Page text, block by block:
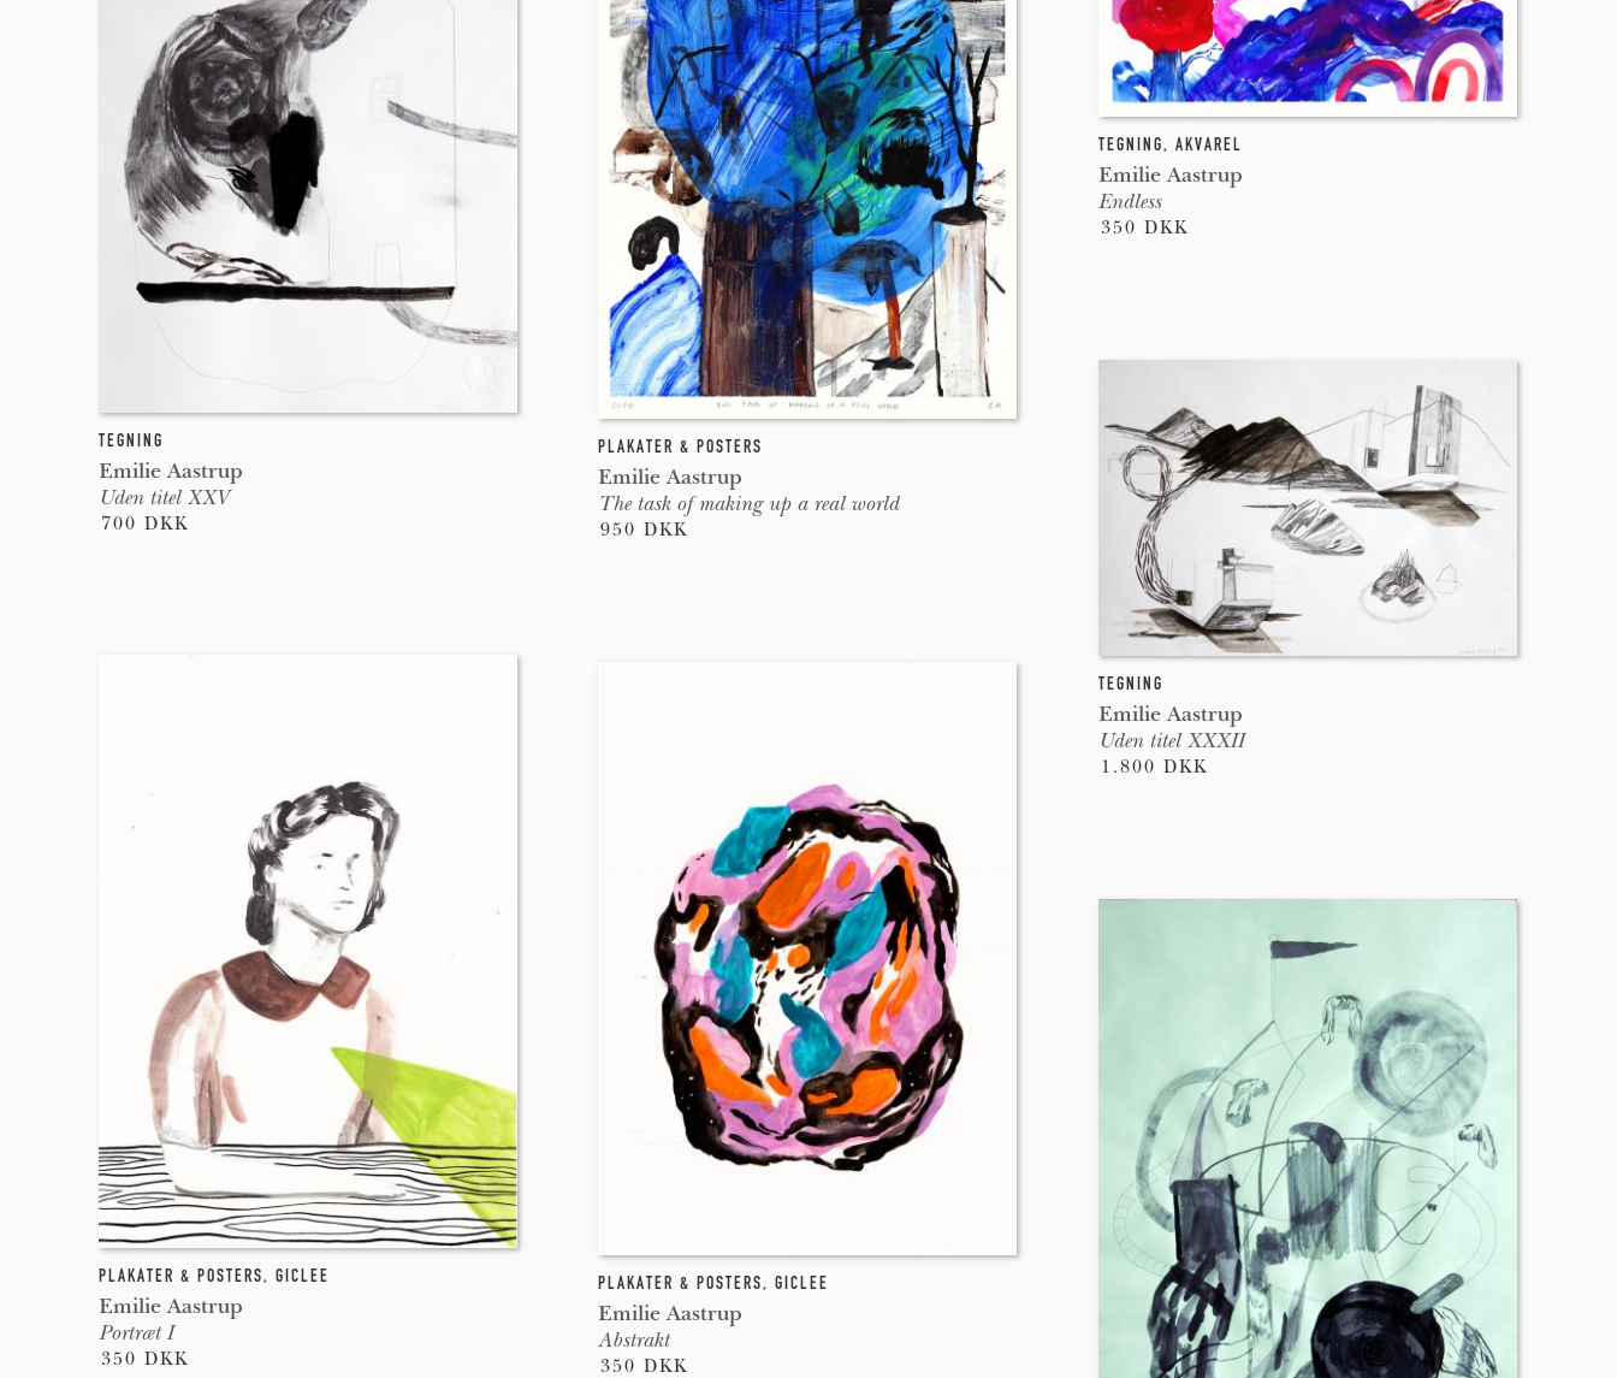
TEGNING
Emilie Aastrup
Uden titel XXV
700 DKK
PLAKATER & POSTERS
Emilie Aastrup
The task of making up a real world
950 DKK
TEGNING, AKVAREL
Emilie Aastrup
Endless
350 DKK
TEGNING
Emilie Aastrup
Uden titel XXXII
1.800 DKK
PLAKATER & POSTERS, GICLEE
Emilie Aastrup
Portræt I
350 DKK
PLAKATER & POSTERS, GICLEE
Emilie Aastrup
Abstrakt
350 DKK